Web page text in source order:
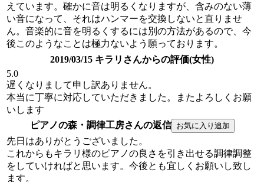
えています。確かに音は明るくなりますが、含みのない薄
い音になって、それはハンマーを交換しないと直りませ
ん。音楽的に音を明るくするには別の方法があるので、今
後このようなことは極力ないよう願っております。
2019/03/15 キラリさんからの評価(女性)
5.0
遅くなりまして申し訳ありません。
本当に丁寧に対応していただきました。またよろしくお願
いします
ピアノの森・調律工房さんの返信
先日はありがとうございました。
これからもキラリ様のピアノの良さを引き出せる調律調整
をしていければと思います。今後とも宜しくお願いし致し
ます。